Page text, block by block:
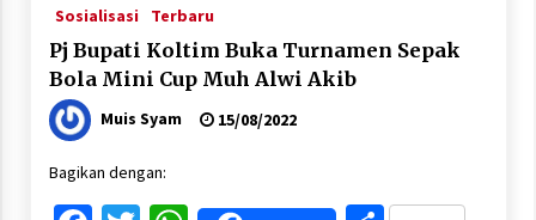
Sosialisasi
Terbaru
Pj Bupati Koltim Buka Turnamen Sepak
Bola Mini Cup Muh Alwi Akib
Muis Syam 15/08/2022
Bagikan dengan: